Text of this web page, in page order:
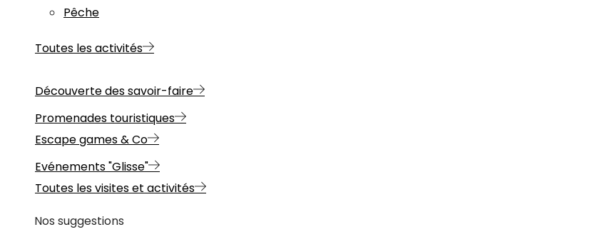
Pêche
Toutes les activités
Découverte des savoir-faire
Promenades touristiques
Escape games & Co
Evénements "Glisse"
Toutes les visites et activités
Nos suggestions